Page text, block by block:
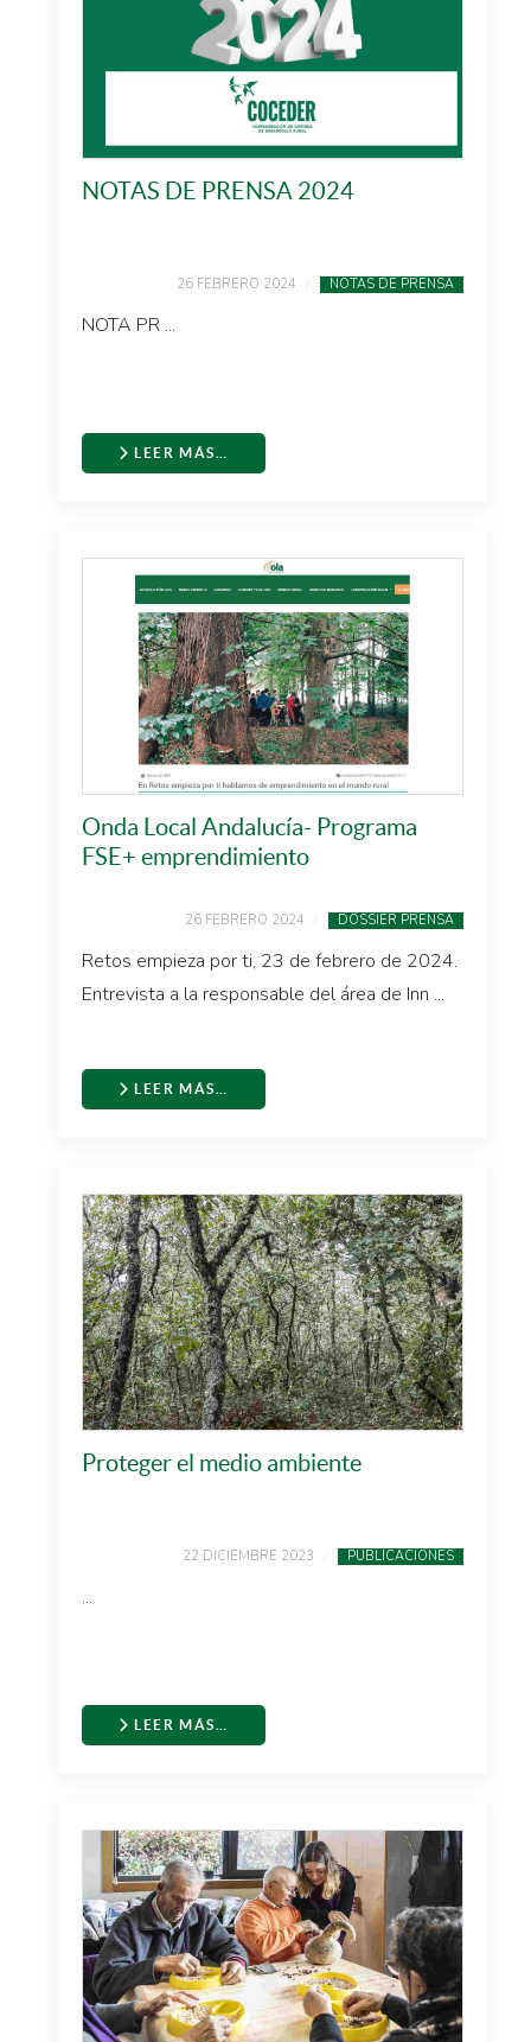
NOTAS DE PRENSA 2024
26 FEBRERO 2024 NOTAS DE PRENSA
NOTA PR ...
LEER MÁS…
Onda Local Andalucía- Programa
FSE+ emprendimiento
26 FEBRERO 2024 DOSSIER PRENSA
Retos empieza por ti, 23 de febrero de 2024.
Entrevista a la responsable del área de Inn ...
LEER MÁS…
Proteger el medio ambiente
22 DICIEMBRE 2023 PUBLICACIONES
...
LEER MÁS…